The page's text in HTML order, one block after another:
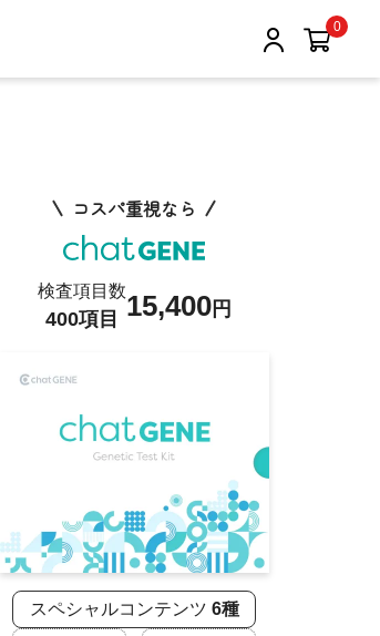
0
コスパ重視なら
検査項目数
400項目 15,400円
スペシャルコンテンツ 6種